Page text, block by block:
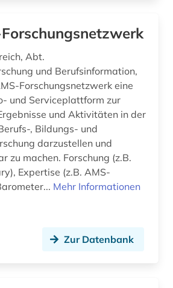
erwachsenenausbildung (1)
erwachsenenbildung (10)
Abt.
und Berufsinformation,
Forschungsnetzwerk eine
und Serviceplattform zur
und Aktivitäten in der
darzustellen und
Forschung (z.B.
Expertise (z.B. AMS-
Mehr Informationen
Zur Datenbank